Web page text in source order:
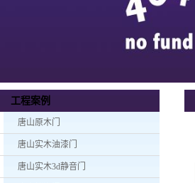
工程案例
唐山原木门
唐山实木油漆门
唐山实木3d静音门